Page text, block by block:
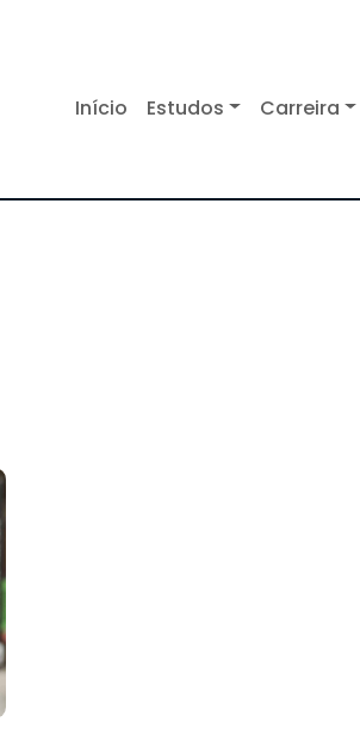
Início Estudos Carreira